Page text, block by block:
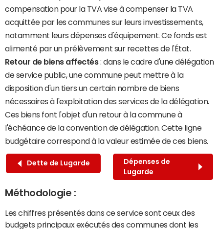
compensation pour la TVA vise à compenser la TVA
acquittée par les communes sur leurs investissements,
notamment leurs dépenses d'équipement. Ce fonds est
alimenté par un prélèvement sur recettes de l'État.
Retour de biens affectés: dans le cadre d'une délégation
de service public, une commune peut mettre à la
disposition d'un tiers un certain nombre de biens
nécessaires à l'exploitation des services de la délégation.
Ces biens font l'objet d'un retour à la commune à
l'échéance de la convention de délégation. Cette ligne
budgétaire correspond à la valeur estimée de ces biens.
Dette de Lugarde
Dépenses de
Lugarde
Méthodologie :
Les chiffres présentés dans ce service sont ceux des
budgets principaux exécutés des communes dont les